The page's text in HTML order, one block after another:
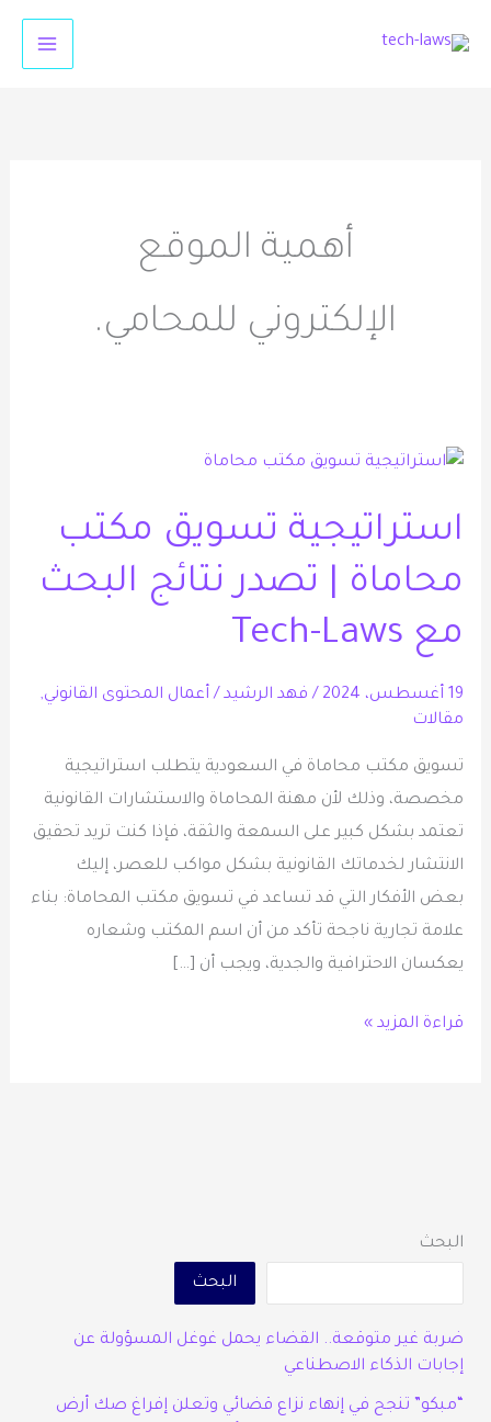
أهمية الموقع
الإلكتروني للمحامي.
استراتيجية تسويق مكتب
محاماة | تصدر نتائج البحث
مع Tech-Laws
19 أغسطس، 2024 / فهد الرشيد/ أعمال المحتوى القانوني,
مقالات
تسويق مكتب محاماة في السعودية يتطلب استراتيجية
مخصصة، وذلك لأن مهنة المحاماة والاستشارات القانونية
تعتمد بشكل كبير على السمعة والثقة، فإذا كنت تريد تحقيق
الانتشار لخدماتك القانونية بشكل مواكب للعصر، إليك
بعض الأفكار التي قد تساعد في تسويق مكتب المحاماة: بناء
علامة تجارية ناجحة تأكد من أن اسم المكتب وشعاره
يعكسان الاحترافية والجدية، ويجب أن […]
استراتيجية
مكتب
تصدر
نتائج
البحث
مع
Tech-
Laws
قراءة المزيد »
البحث
البحث
ضربة غير متوقعة.. القضاء يحمل غوغل المسؤولة عن
إجابات الذكاء الاصطناعي
“مبكو” تنجح في إنهاء نزاع قضائي وتعلن إفراغ صك أرض